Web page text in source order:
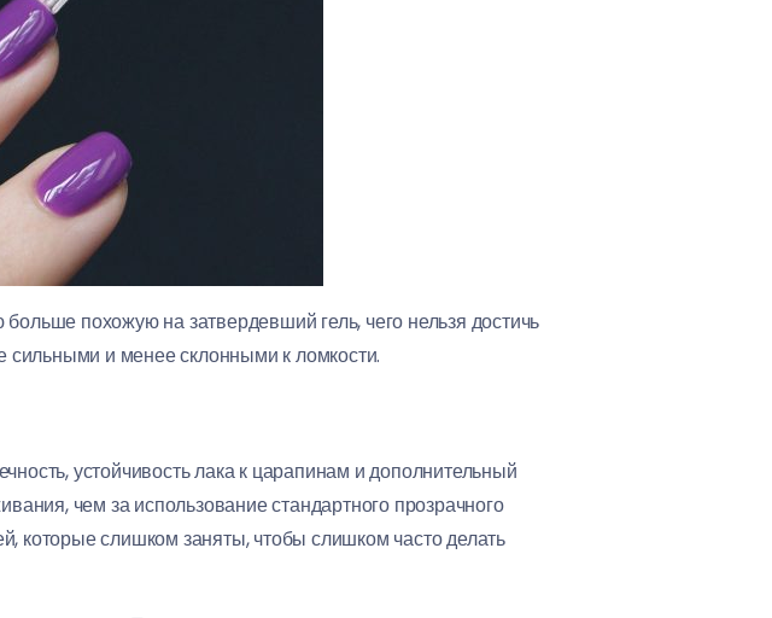
похожую на затвердевший гель, чего нельзя достичь
сильными и менее склонными к ломкости.
устойчивость лака к царапинам и дополнительный
чем за использование стандартного прозрачного
которые слишком заняты, чтобы слишком часто делать